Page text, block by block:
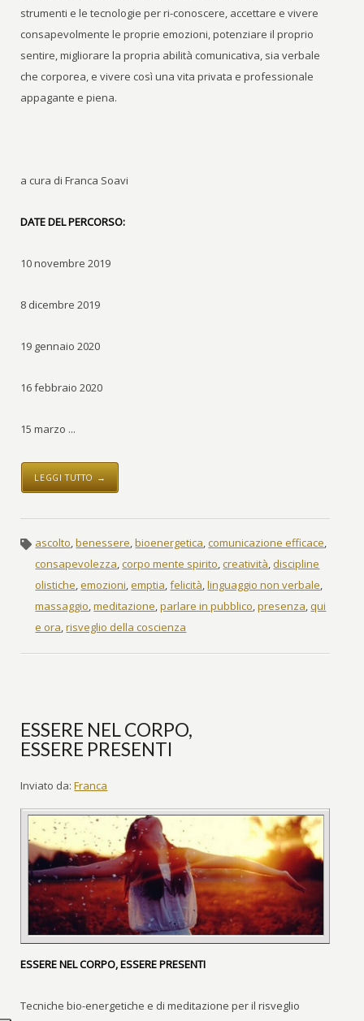
strumenti e le tecnologie per ri-conoscere, accettare e vivere
consapevolmente le proprie emozioni, potenziare il proprio
sentire, migliorare la propria abilità comunicativa, sia verbale
che corporea, e vivere così una vita privata e professionale
appagante e piena.
a cura di Franca Soavi
DATE DEL PERCORSO:
10 novembre 2019
8 dicembre 2019
19 gennaio 2020
16 febbraio 2020
15 marzo ...
LEGGI TUTTO →
ascolto,benessere,bioenergetica,comunicazione efficace,
consapevolezza,corpo mente spirito,creatività,discipline
olistiche,emozioni,emptia,felicità,linguaggio non verbale,
massaggio,meditazione,parlare in pubblico,presenza,qui
e ora,risveglio della coscienza
ESSERE NEL CORPO,
ESSERE PRESENTI
Inviato da: Franca
ESSERE NEL CORPO, ESSERE PRESENTI
Tecniche bio-energetiche e di meditazione per il risveglio